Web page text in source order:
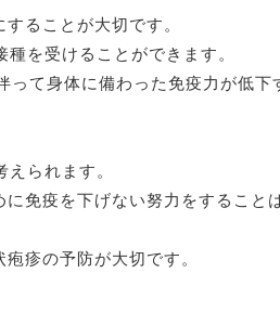
ることが大切です。
を受けることができます。
って身体に備わった免疫力が低下
られます。
免疫を下げない努力をすること
疹の予防が大切です。